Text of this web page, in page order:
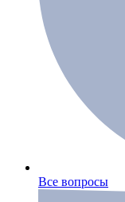
Все вопросы